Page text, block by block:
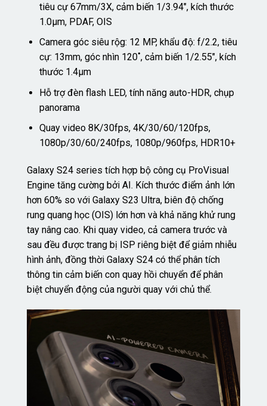
tiêu cự 67mm/3X, cảm biến 1/3.94″, kích thước
1.0µm, PDAF, OIS
Camera góc siêu rộg: 12 MP, khẩu độ: f/2.2, tiêu
cự: 13mm, góc nhìn 120˚, cảm biến 1/2.55″, kích
thước 1.4µm
Hỗ trợ đèn flash LED, tính năng auto-HDR, chụp
panorama
Quay video 8K/30fps, 4K/30/60/120fps,
1080p/30/60/240fps, 1080p/960fps, HDR10+
Galaxy S24 series tích hợp bộ công cụ ProVisual
Engine tăng cường bởi AI. Kích thước điểm ảnh lớn
hơn 60% so với Galaxy S23 Ultra, biên độ chống
rung quang học (OIS) lớn hơn và khả năng khử rung
tay nâng cao. Khi quay video, cả camera trước và
sau đều được trang bị ISP riêng biệt để giảm nhiễu
hình ảnh, đồng thời Galaxy S24 có thể phân tích
thông tin cảm biến con quay hồi chuyển để phân
biệt chuyển động của người quay với chủ thể.